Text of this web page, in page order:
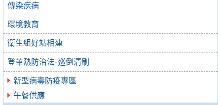
傳染疾病
環境教育
衛生組好站相連
登革熱防治法-巡倒清刷
新型病毒防疫專區
午餐供應